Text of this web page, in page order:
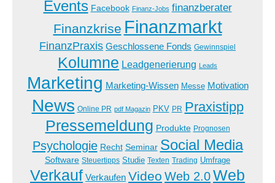
Events Facebook Finanz-Jobs finanzberater
Finanzkrise Finanzmarkt
FinanzPraxis Geschlossene Fonds Gewinnspiel
Kolumne Leadgenerierung Leads
Marketing Marketing-Wissen Messe Motivation
News Online PR pdf Magazin PKV PR Praxistipp
Pressemeldung Produkte Prognosen
Psychologie Recht Seminar Social Media
Software Steuertipps Studie Texten Trading Umfrage
Verkauf Verkaufen Video Web 2.0Web